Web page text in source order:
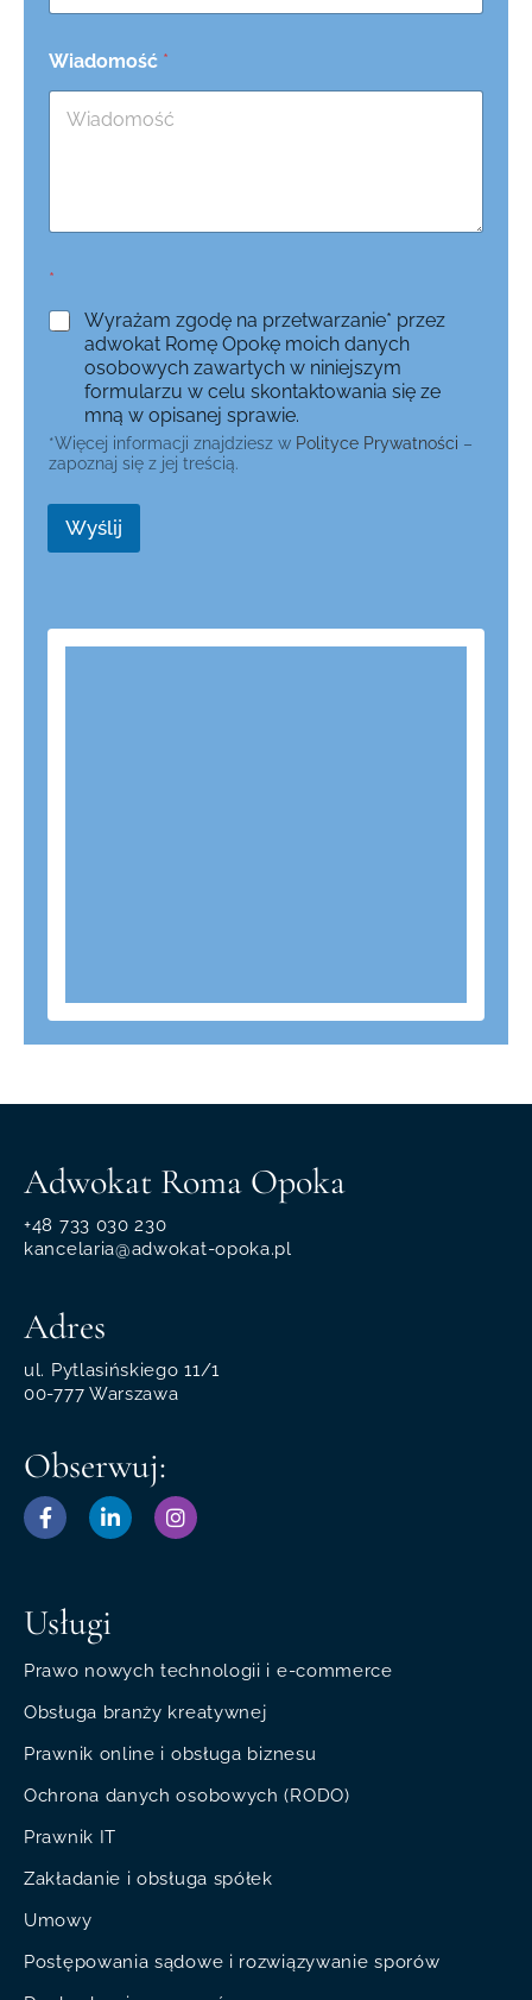
Wiadomość *
*
Wyrażam zgodę na przetwarzanie* przez
adwokat Romę Opokę moich danych
osobowych zawartych w niniejszym
formularzu w celu skontaktowania się ze
mną w opisanej sprawie.
*Więcej informacji znajdziesz w Polityce Prywatności –
zapoznaj się z jej treścią.
Wyślij
Adwokat Roma Opoka
+48 733 030 230
kancelaria@adwokat-opoka.pl
Adres
ul. Pytlasińskiego 11/1
00-777 Warszawa
Obserwuj:
Usługi
Prawo nowych technologii i e-commerce
Obsługa branży kreatywnej
Prawnik online i obsługa biznesu
Ochrona danych osobowych (RODO)
Prawnik IT
Zakładanie i obsługa spółek
Umowy
Postępowania sądowe i rozwiązywanie sporów